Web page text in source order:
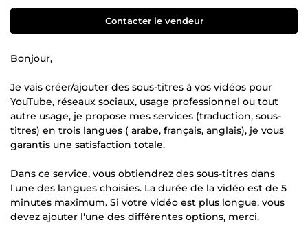
Contacter le vendeur
Bonjour,
Je vais créer/ajouter des sous-titres à vos vidéos pour
YouTube, réseaux sociaux, usage professionnel ou tout
autre usage, je propose mes services (traduction, sous-
titres) en trois langues ( arabe, français, anglais), je vous
garantis une satisfaction totale.
Dans ce service, vous obtiendrez des sous-titres dans
l'une des langues choisies. La durée de la vidéo est de 5
minutes maximum. Si votre vidéo est plus longue, vous
devez ajouter l'une des différentes options, merci.